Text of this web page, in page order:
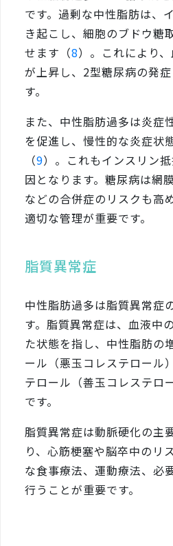
です。過剰な中性脂肪は、
き起こし、細胞のブドウ糖
せます（8）。これにより
が上昇し、2型糖尿病の発
す。
また、中性脂肪過多は炎症
を促進し、慢性的な炎症状
（9）。これもインスリン
因となります。糖尿病は網
などの合併症のリスクも高
適切な管理が重要です。
脂質異常症
中性脂肪過多は脂質異常症
す。脂質異常症は、血液中
た状態を指し、中性脂肪の
ール（悪玉コレステロール
テロール（善玉コレステロ
です。
脂質異常症は動脈硬化の主
り、心筋梗塞や脳卒中のリ
な食事療法、運動療法、必
行うことが重要です。